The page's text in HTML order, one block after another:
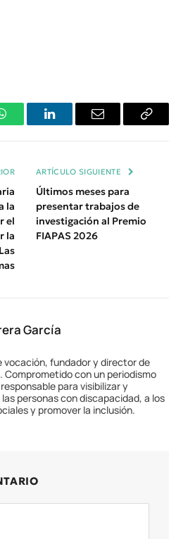
WhatsAppLinkedInEmail
Copiar
la
el
la
ARTÍCULO SIGUIENTE
Últimos meses para
presentar trabajos de
investigación al Premio
FIAPAS 2026
García
vocación, fundador y director de
Comprometido con un periodismo
para visibilizar y
personas con discapacidad, a los
y promover la inclusión.